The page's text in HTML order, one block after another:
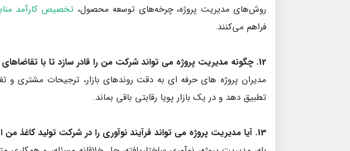
روش‌های مدیریت پروژه، چرخه‌های توسعه محصول، تخصیص کارآمد
فراهم می‌کنند.
12. چگونه مدیریت پروژه می تواند شرکت من را قادر سازد تا با تقاضاهای در حال تغییر بازار سازگار شود؟
مدیران پروژه های حرفه ای به دقت روندهای بازار، ترجیحات مشتری و
تطبیق دهد و در یک بازار پویا رقابتی باقی بماند.
13. آیا مدیریت پروژه می تواند فرآیند نوآوری را در شرکت تولید کاغذ من افزایش دهد؟